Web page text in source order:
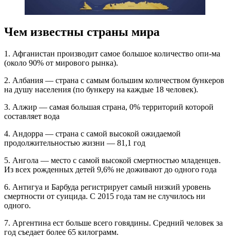
Чем известны страны мира
1. Афганистан производит самое большое количество опи-ма
(около 90% от мирового рынка).
2. Албания — страна с самым большим количеством бункеров
на душу населения (по бункеру на каждые 18 человек).
3. Алжир — самая большая страна, 0% территорий которой
составляет вода
4. Андорра — страна с самой высокой ожидаемой
продолжительностью жизни — 81,1 год
5. Ангола — место с самой высокой смертностью младенцев.
Из всех рожденных детей 9,6% не доживают до одного года
6. Антигуа и Барбуда регистрирует самый низкий уровень
смертности от суицида. С 2015 года там не случилось ни
одного.
7. Аргентина ест больше всего говядины. Средний человек за
год съедает более 65 килограмм.